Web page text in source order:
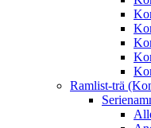
Ramlist-trä